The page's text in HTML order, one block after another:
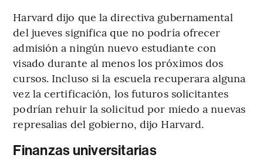
Harvard dijo que la directiva gubernamental
del jueves significa que no podría ofrecer
admisión a ningún nuevo estudiante con
visado durante al menos los próximos dos
cursos. Incluso si la escuela recuperara alguna
vez la certificación, los futuros solicitantes
podrían rehuir la solicitud por miedo a nuevas
represalias del gobierno, dijo Harvard.
Finanzas universitarias